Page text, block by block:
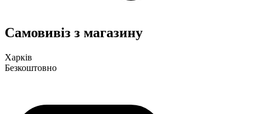
Самовивіз з магазину
Харків
Безкоштовно